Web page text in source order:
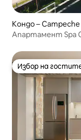
Кондо – Campeche
Апартамент Spa
Избор на
Избор на